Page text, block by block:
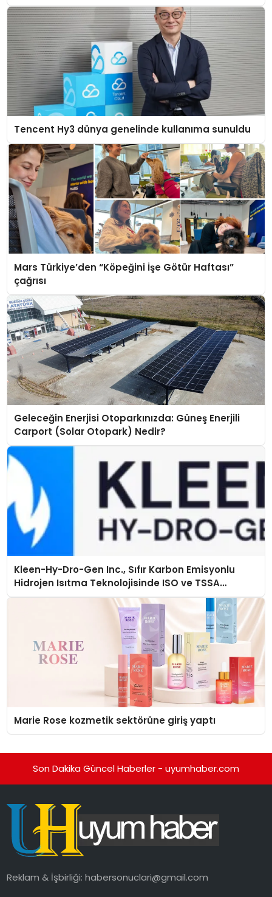
Tencent Hy3 dünya genelinde kullanıma sunuldu
Mars Türkiye’den “Köpeğini İşe Götür Haftası”
çağrısı
Geleceğin Enerjisi Otoparkınızda: Güneş Enerjili
Carport (Solar Otopark) Nedir?
Kleen-Hy-Dro-Gen Inc., Sıfır Karbon Emisyonlu
Hidrojen Isıtma Teknolojisinde ISO ve TSSA
Düzenleyici Onaylarını Aldı
Marie Rose kozmetik sektörüne giriş yaptı
Son Dakika Güncel Haberler - uyumhaber.com
Reklam & İşbirliği:habersonuclari@gmail.com